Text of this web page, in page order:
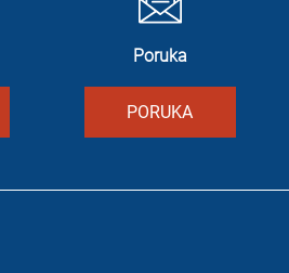
Poruka
PORUKA